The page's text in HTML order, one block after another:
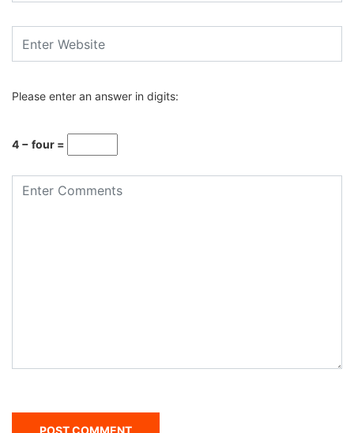
Please enter an answer in digits:
4 − four =